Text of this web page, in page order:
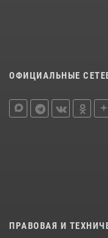
ОФИЦИАЛЬНЫЕ
ПРАВОВАЯ И